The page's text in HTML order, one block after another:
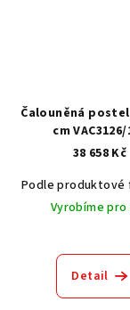
Čalouněná postel
cm VAC3126/
38 658 Kč
Podle produktové
Vyrobíme pro
Detail